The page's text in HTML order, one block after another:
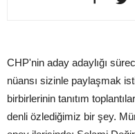
CHP'nin aday adaylığı
nüansı sizinle paylaşmak
birbirlerinin tanıtım
denli özlediğimiz bir şey.